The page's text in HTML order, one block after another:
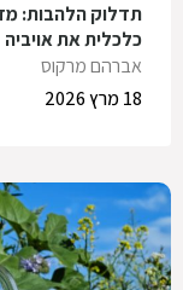
תדלוק הלהבות:
כלכלית את אויביה
אברהם מרקוס
18 מרץ 2026